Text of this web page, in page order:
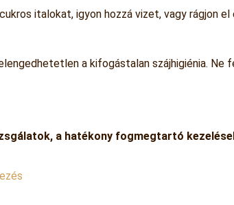
italokat, igyon hozzá vizet, vagy rágjon
a kifogástalan szájhigiénia. Ne
a hatékony fogmegtartó